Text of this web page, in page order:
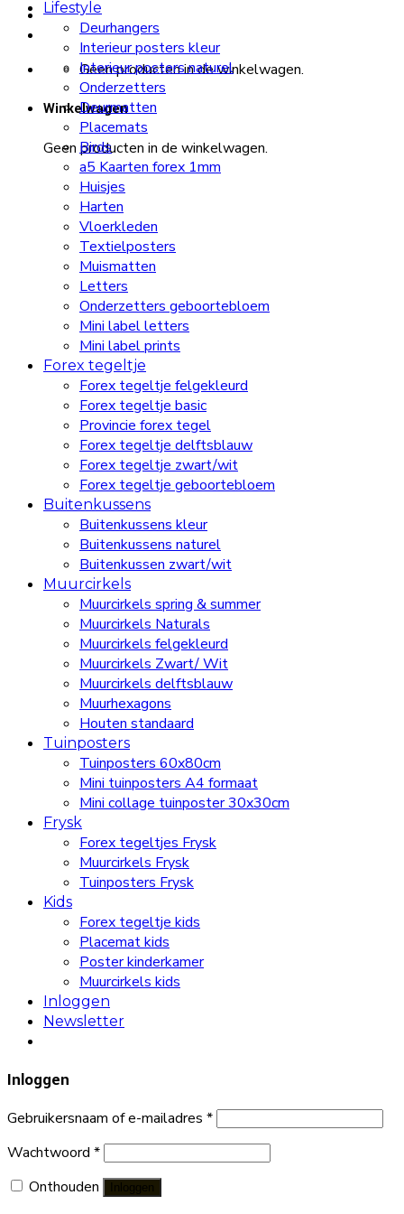
Geen producten in de winkelwagen.
Winkelwagen
Geen producten in de winkelwagen.
Lifestyle
Deurhangers
Interieur posters kleur
Interieur posters naturel
Onderzetters
Deurmatten
Placemats
Birds
a5 Kaarten forex 1mm
Huisjes
Harten
Vloerkleden
Textielposters
Muismatten
Letters
Onderzetters geboortebloem
Mini label letters
Mini label prints
Forex tegeltje
Forex tegeltje felgekleurd
Forex tegeltje basic
Provincie forex tegel
Forex tegeltje delftsblauw
Forex tegeltje zwart/wit
Forex tegeltje geboortebloem
Buitenkussens
Buitenkussens kleur
Buitenkussens naturel
Buitenkussen zwart/wit
Muurcirkels
Muurcirkels spring & summer
Muurcirkels Naturals
Muurcirkels felgekleurd
Muurcirkels Zwart/ Wit
Muurcirkels delftsblauw
Muurhexagons
Houten standaard
Tuinposters
Tuinposters 60x80cm
Mini tuinposters A4 formaat
Mini collage tuinposter 30x30cm
Frysk
Forex tegeltjes Frysk
Muurcirkels Frysk
Tuinposters Frysk
Kids
Forex tegeltje kids
Placemat kids
Poster kinderkamer
Muurcirkels kids
Inloggen
Newsletter
Inloggen
Gebruikersnaam of e-mailadres *
Wachtwoord *
Onthouden
Inloggen